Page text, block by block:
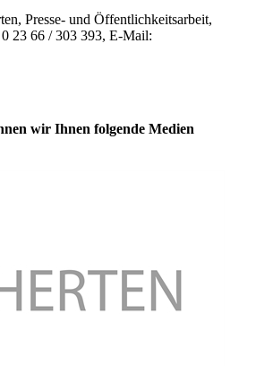
Presse- und Öffentlichkeitsarbeit,
23 66 / 303 393, E-Mail:
wir Ihnen folgende Medien